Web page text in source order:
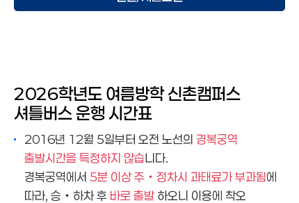
2026학년도 여름방학 신촌캠퍼스
셔틀버스 운행 시간표
2016년 12월 5일부터 오전 노선의 경복궁역
출발시간을 특정하지 않습니다.
경복궁역에서 5분 이상 주‧정차시 과태료가 부과됨에
따라, 승‧하차 후 바로 출발 하오니 이용에 착오